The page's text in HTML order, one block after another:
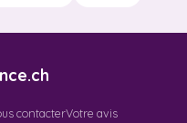
contacterVotre avis